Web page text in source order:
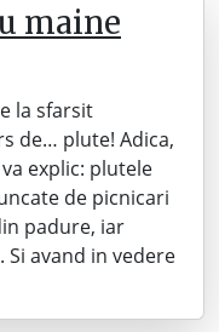
maine
la sfarsit
de… plute! Adica,
explic: plutele
de picnicari
padure, iar
Si avand in vedere